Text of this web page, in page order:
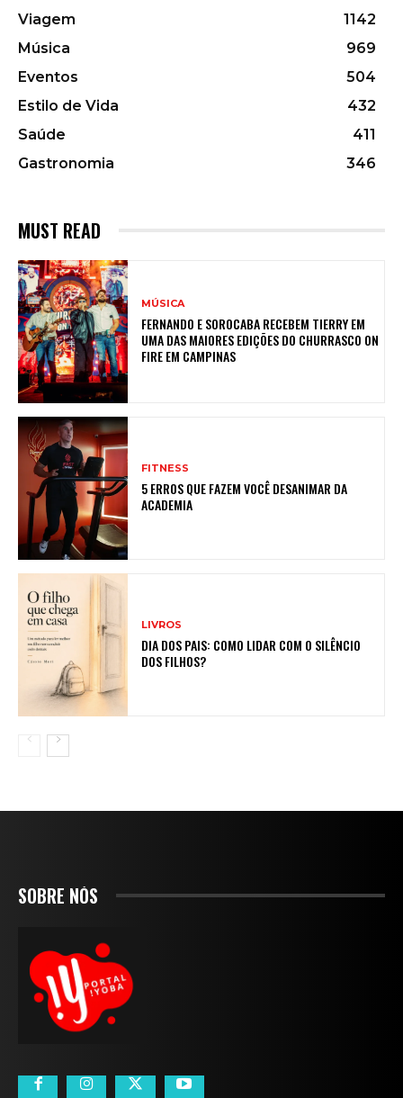
Viagem
1142
Música
969
Eventos
504
Estilo de Vida
432
Saúde
411
Gastronomia
346
MUST READ
MÚSICA
FERNANDO E SOROCABA RECEBEM TIERRY EM
UMA DAS MAIORES EDIÇÕES DO CHURRASCO ON
FIRE EM CAMPINAS
FITNESS
5 ERROS QUE FAZEM VOCÊ DESANIMAR DA
ACADEMIA
LIVROS
DIA DOS PAIS: COMO LIDAR COM O SILÊNCIO
DOS FILHOS?
SOBRE NÓS